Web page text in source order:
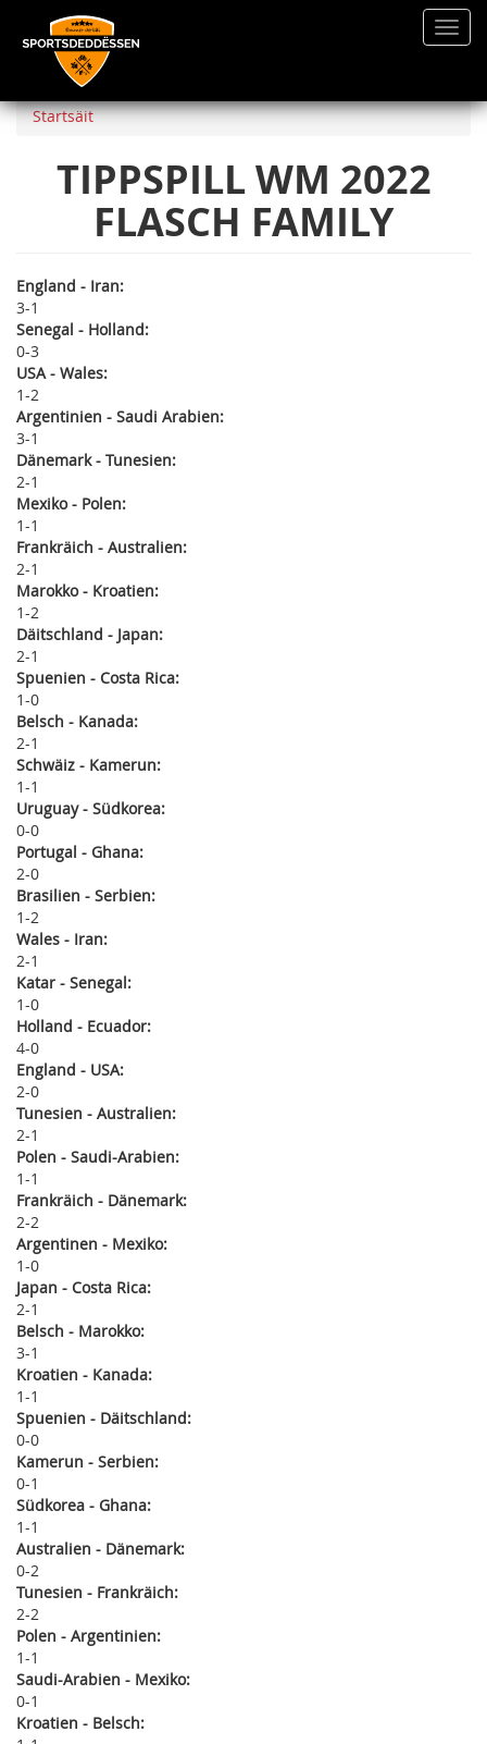
zum
InhaltStartsäit
TIPPSPILL WM 2022
FLASCH FAMILY
England - Iran:
3 1
Senegal - Holland:
0 3
USA - Wales:
1 2
Argentinien - Saudi Arabien:
3 1
Dänemark - Tunesien:
2 1
Mexiko - Polen:
1 1
Frankräich - Australien:
2 1
Marokko - Kroatien:
1 2
Däitschland - Japan:
2 1
Spuenien - Costa Rica:
1 0
Belsch - Kanada:
2 1
Schwäiz - Kamerun:
1 1
Uruguay - Südkorea:
0 0
Portugal - Ghana:
2 0
Brasilien - Serbien:
1 2
Wales - Iran:
2 1
Katar - Senegal:
1 0
Holland - Ecuador:
4 0
England - USA:
2 0
Tunesien - Australien:
2 1
Polen - Saudi-Arabien:
1 1
Frankräich - Dänemark:
2 2
Argentinen - Mexiko:
1 0
Japan - Costa Rica:
2 1
Belsch - Marokko:
3 1
Kroatien - Kanada:
1 1
Spuenien - Däitschland:
0 0
Kamerun - Serbien:
0 1
Südkorea - Ghana:
1 1
Australien - Dänemark:
0 2
Tunesien - Frankräich:
2 2
Polen - Argentinien:
1 1
Saudi-Arabien - Mexiko:
0 1
Kroatien - Belsch: